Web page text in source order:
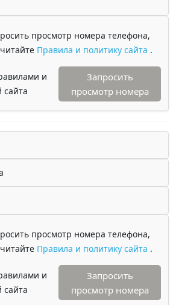
просмотр номера телефона,
Правила и политику сайта .
и
сайта
Запросить
просмотр номера
просмотр номера телефона,
Правила и политику сайта .
и
сайта
Запросить
просмотр номера